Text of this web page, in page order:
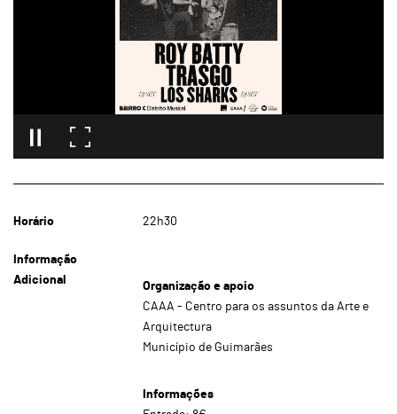
Horário 22h30
Informação
Adicional
Organização e apoio
CAAA - Centro para os assuntos da Arte e
Arquitectura
Município de Guimarães
Informações